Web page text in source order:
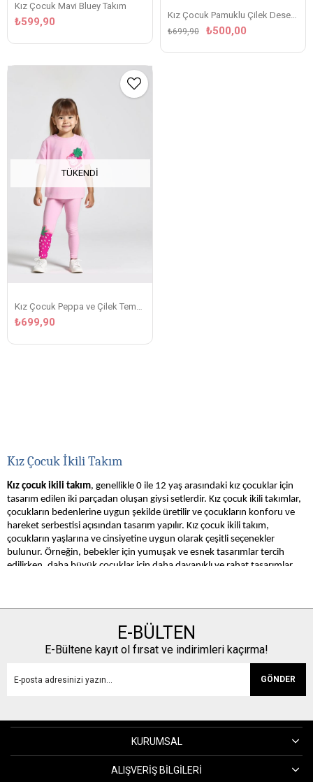
Kız Çocuk Mavi Bluey Takım
₺599,90
Kız Çocuk Pamuklu Çilek Desenli Çizgili Takım
₺500,00
₺699,90
TÜKENDI
Kız Çocuk Peppa ve Çilek Temalı 2'li Takım
₺699,90
Kız Çocuk İkili Takım
Kız çocuk ikili takım, genellikle 0 ile 12 yaş arasındaki kız çocuklar için
tasarım edilen iki parçadan oluşan giysi setlerdir. Kız çocuk ikili takımlar,
çocukların bedenlerine uygun şekilde üretilir ve çocukların konforu ve
hareket serbestisi açısından tasarım yapılır. Kız çocuk ikili takım,
çocukların yaşlarına ve cinsiyetine uygun olarak çeşitli seçenekler
bulunur. Örneğin, bebekler için yumuşak ve esnek tasarımlar tercih
edilirken, daha büyük çocuklar için daha dayanıklı ve rahat tasarımlar
pantolan-sweatshirt takımları ve elbise-mont takımları gibi seçenekler
bulunur. Ayrıca, kız çocuk ikili takımların renkleri ve desenleri de
çocukların zevklerine göre değişebilir. Örneğin, kız çocuklar için pastel
çocukların günlük yaşamlarına uygun olarak tasarım yapılır.
geçebilirsiniz. Kız çocuklarınız için birbirinden kaliteli ve ilgi çekici ikili
Kız çocuklarının güzel giyinmeye meraklı olduklarını söylemek gerekir.
Tekstil dünyasında kız çocuklarına hitap eden farklı kıyafetlere rastlanır.
E-BÜLTEN
E-Bültene kayıt ol fırsat ve indirimleri kaçırma!
GÖNDER
KURUMSAL
ALIŞVERIŞ BILGILERI